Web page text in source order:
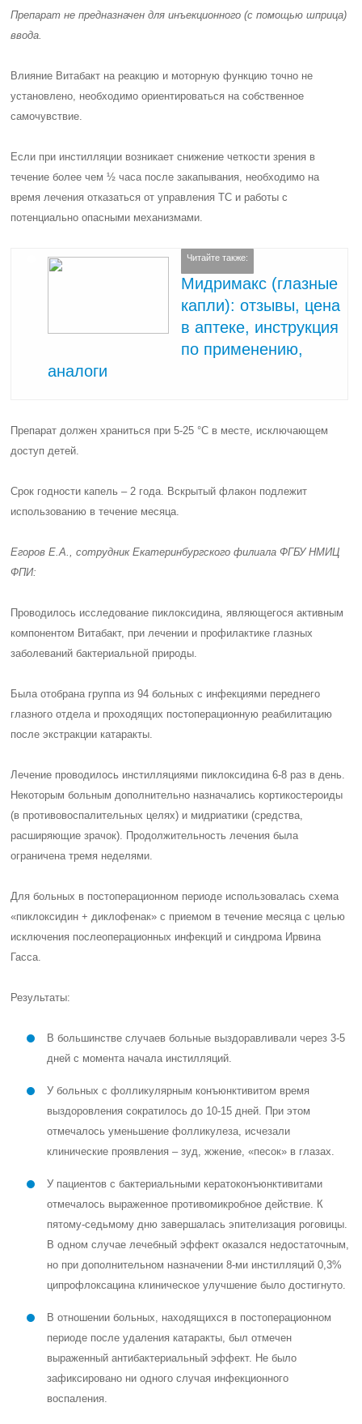
Препарат не предназначен для инъекционного (с помощью шприца)
ввода.
Влияние Витабакт на реакцию и моторную функцию точно не
установлено, необходимо ориентироваться на собственное
самочувствие.
Если при инстилляции возникает снижение четкости зрения в
течение более чем ½ часа после закапывания, необходимо на
время лечения отказаться от управления ТС и работы с
потенциально опасными механизмами.
Читайте также:
Мидримакс (глазные
капли): отзывы, цена
в аптеке, инструкция
по применению,
аналоги
Препарат должен храниться при 5-25 °C в месте, исключающем
доступ детей.
Срок годности капель – 2 года. Вскрытый флакон подлежит
использованию в течение месяца.
Егоров Е.А., сотрудник Екатеринбургского филиала ФГБУ НМИЦ
ФПИ:
Проводилось исследование пиклоксидина, являющегося активным
компонентом Витабакт, при лечении и профилактике глазных
заболеваний бактериальной природы.
Была отобрана группа из 94 больных с инфекциями переднего
глазного отдела и проходящих постоперационную реабилитацию
после экстракции катаракты.
Лечение проводилось инстилляциями пиклоксидина 6-8 раз в день.
Некоторым больным дополнительно назначались кортикостероиды
(в противовоспалительных целях) и мидриатики (средства,
расширяющие зрачок). Продолжительность лечения была
ограничена тремя неделями.
Для больных в постоперационном периоде использовалась схема
«пиклоксидин + диклофенак» с приемом в течение месяца с целью
исключения послеоперационных инфекций и синдрома Ирвина
Гасса.
Результаты:
В большинстве случаев больные выздоравливали через 3-5
дней с момента начала инстилляций.
У больных с фолликулярным конъюнктивитом время
выздоровления сократилось до 10-15 дней. При этом
отмечалось уменьшение фолликулеза, исчезали
клинические проявления – зуд, жжение, «песок» в глазах.
У пациентов с бактериальными кератоконъюнктивитами
отмечалось выраженное противомикробное действие. К
пятому-седьмому дню завершалась эпителизация роговицы.
В одном случае лечебный эффект оказался недостаточным,
но при дополнительном назначении 8-ми инстилляций 0,3%
ципрофлоксацина клиническое улучшение было достигнуто.
В отношении больных, находящихся в постоперационном
периоде после удаления катаракты, был отмечен
выраженный антибактериальный эффект. Не было
зафиксировано ни одного случая инфекционного
воспаления.